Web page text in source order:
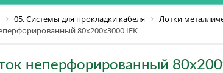
05. Системы для прокладки кабеля Лотки
80х200х3000 IEK
неперфорированный